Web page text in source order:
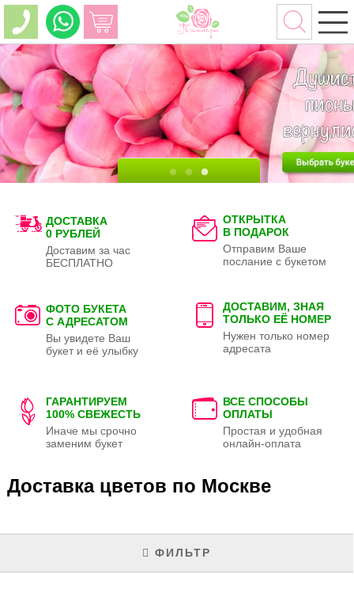
ДОСТАВКА
0 РУБЛЕЙ
Доставим за час
БЕСПЛАТНО
ОТКРЫТКА
В ПОДАРОК
Отправим Ваше
послание с букетом
ФОТО БУКЕТА
С АДРЕСАТОМ
Вы увидете Ваш
букет и её улыбку
ДОСТАВИМ, ЗНАЯ
ТОЛЬКО ЕЁ НОМЕР
Нужен только номер
адресата
ГАРАНТИРУЕМ
100% СВЕЖЕСТЬ
Иначе мы срочно
заменим букет
ВСЕ СПОСОБЫ
ОПЛАТЫ
Простая и удобная
онлайн-оплата
Доставка цветов по Москве
ФИЛЬТР